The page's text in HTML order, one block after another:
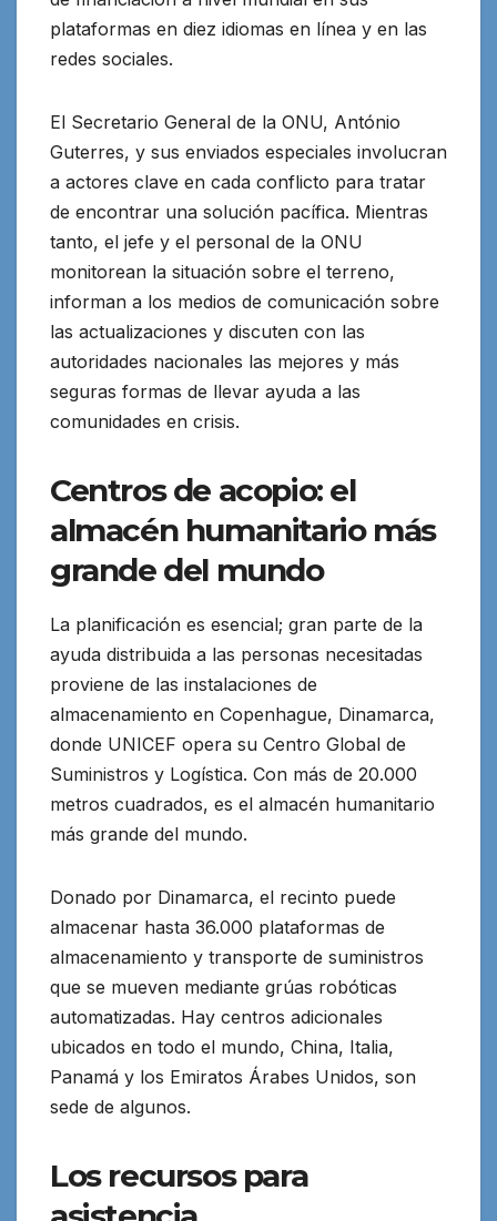
plataformas en diez idiomas en línea y en las
redes sociales.
El Secretario General de la ONU, António
Guterres, y sus enviados especiales involucran
a actores clave en cada conflicto para tratar
de encontrar una solución pacífica. Mientras
tanto, el jefe y el personal de la ONU
monitorean la situación sobre el terreno,
informan a los medios de comunicación sobre
las actualizaciones y discuten con las
autoridades nacionales las mejores y más
seguras formas de llevar ayuda a las
comunidades en crisis.
Centros de acopio: el
almacén humanitario más
grande del mundo
La planificación es esencial; gran parte de la
ayuda distribuida a las personas necesitadas
proviene de las instalaciones de
almacenamiento en Copenhague, Dinamarca,
donde UNICEF opera su Centro Global de
Suministros y Logística. Con más de 20.000
metros cuadrados, es el almacén humanitario
más grande del mundo.
Donado por Dinamarca, el recinto puede
almacenar hasta 36.000 plataformas de
almacenamiento y transporte de suministros
que se mueven mediante grúas robóticas
automatizadas. Hay centros adicionales
ubicados en todo el mundo, China, Italia,
Panamá y los Emiratos Árabes Unidos, son
sede de algunos.
Los recursos para